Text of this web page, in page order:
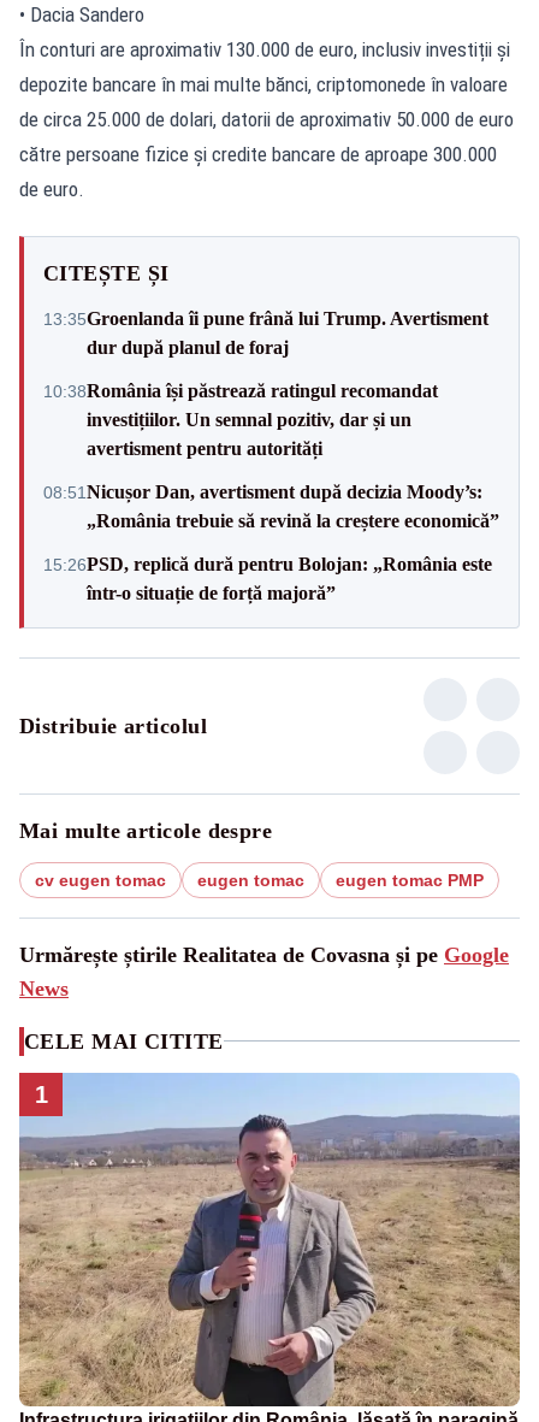
• Dacia Sandero
În conturi are aproximativ 130.000 de euro, inclusiv investiții și
depozite bancare în mai multe bănci, criptomonede în valoare
de circa 25.000 de dolari, datorii de aproximativ 50.000 de euro
către persoane fizice și credite bancare de aproape 300.000
de euro.
CITEȘTE ȘI
13:35Groenlanda îi pune frână lui Trump. Avertisment
dur după planul de foraj
10:38România își păstrează ratingul recomandat
investițiilor. Un semnal pozitiv, dar și un
avertisment pentru autorități
08:51Nicușor Dan, avertisment după decizia Moody’s:
„România trebuie să revină la creștere economică”
15:26PSD, replică dură pentru Bolojan: „România este
într-o situație de forță majoră”
Distribuie articolul
Mai multe articole despre
cv eugen tomac eugen tomac eugen tomac PMP
Urmărește știrile Realitatea de Covasna și pe Google
News
CELE MAI CITITE
1